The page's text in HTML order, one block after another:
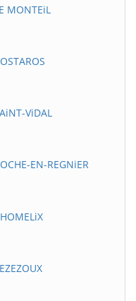
ViDAL
EN-REGNiER